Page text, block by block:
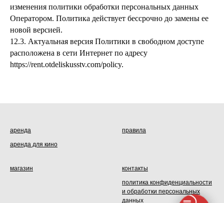
изменения политики обработки персональных данных
Оператором. Политика действует бессрочно до замены ее
новой версией.
12.3. Актуальная версия Политики в свободном доступе
расположена в сети Интернет по адресу
https://rent.otdeliskusstv.com/policy.
аренда
аренда для кино
правила
магазин
контакты
политика конфиденциальности
и обработки персональных
данных